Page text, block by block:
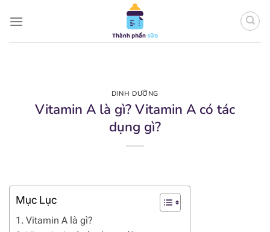
qua
DINH DƯỠNG
Vitamin A là gì? Vitamin A có tác
dụng gì?
Mục Lục
Vitamin A là gì?